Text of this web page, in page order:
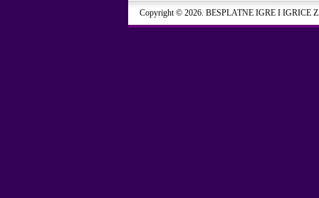
Copyright © 2026. BESPLATNE IGRE I IGRICE